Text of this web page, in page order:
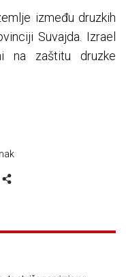
između druzkih
Suvajda. Izrael
na zaštitu druzke